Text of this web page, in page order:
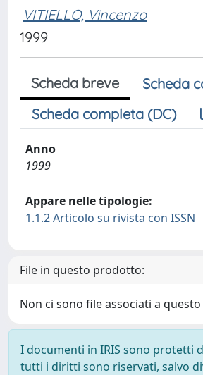
VITIELLO, Vincenzo
1999
Scheda breve
Scheda
Scheda completa (DC)
Anno
1999
Appare nelle tipologie:
1.1.2 Articolo su rivista con ISSN
File in questo prodotto:
Non ci sono file associati a
I documenti in IRIS sono protetti
tutti i diritti sono riservati, salvo